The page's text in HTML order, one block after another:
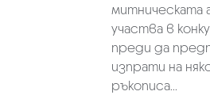
митническата
участва в
преди да
изпрати на
ръкописа...